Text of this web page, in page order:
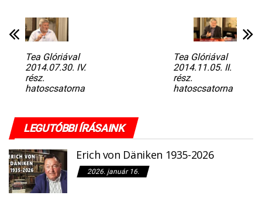
Tea Glóriával
2014.07.30. IV.
rész.
hatoscsatorna
Tea Glóriával
2014.11.05. II.
rész.
hatoscsatorna
LEGUTÓBBI ÍRÁSAINK
Erich von Däniken 1935-2026
2026. január 16.